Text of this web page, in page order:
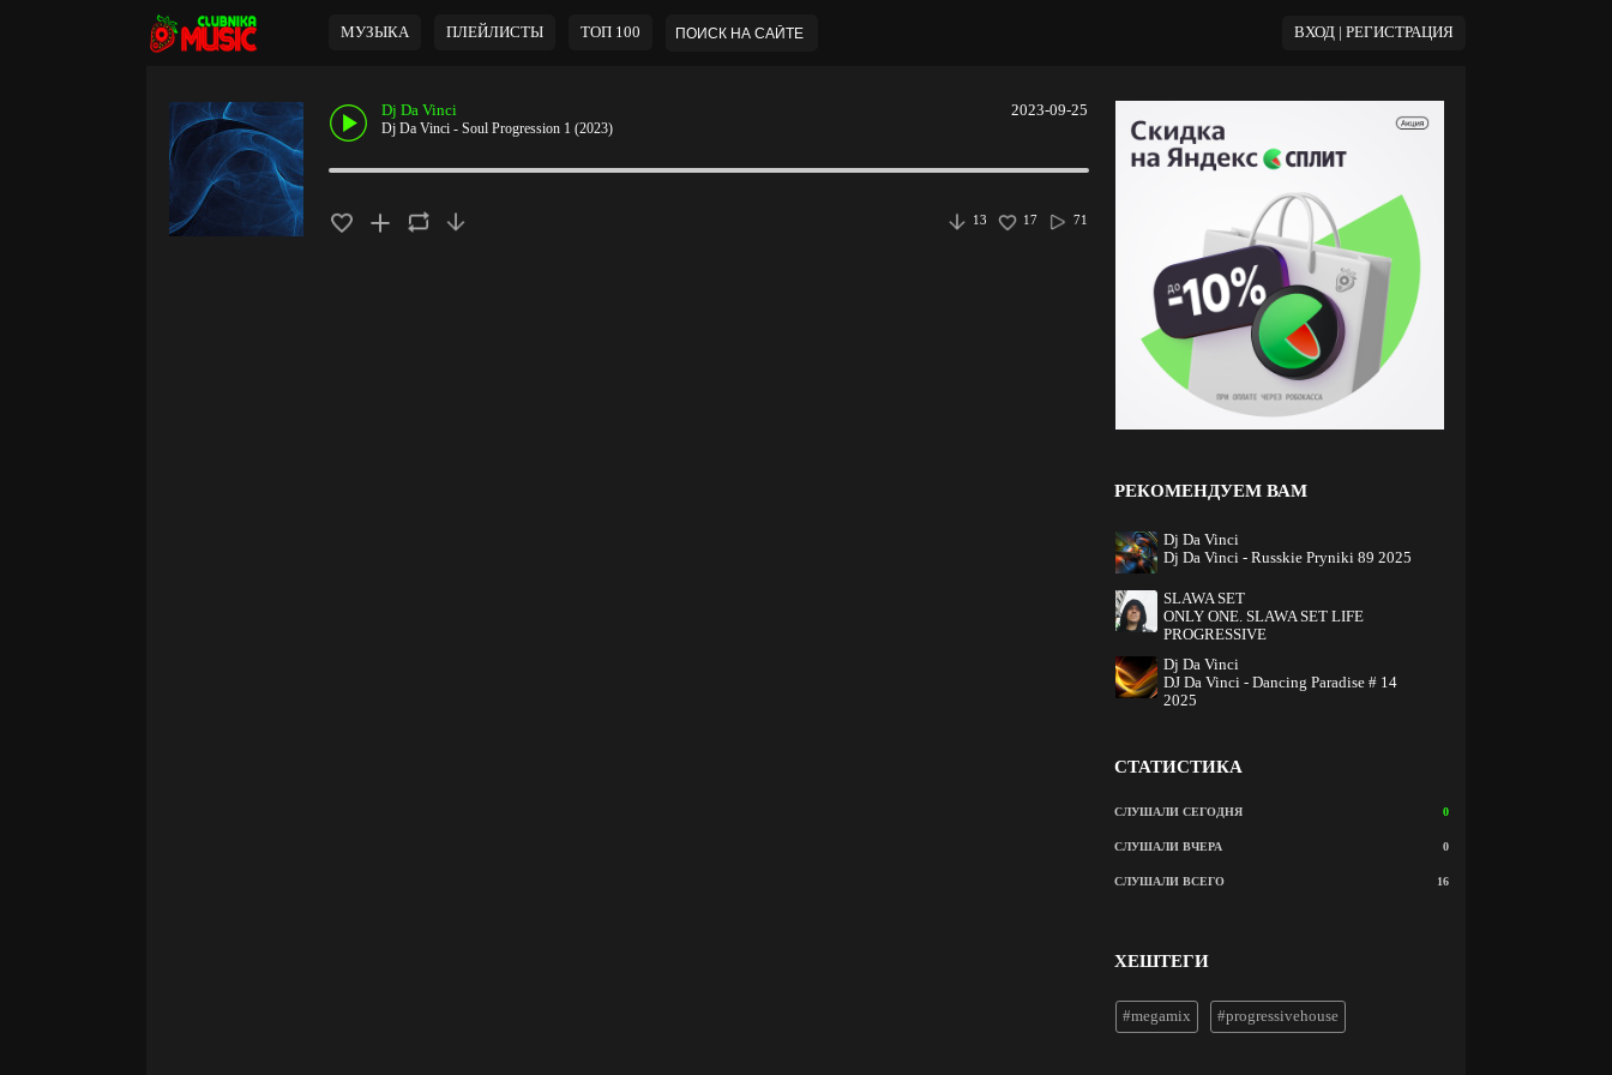
МУЗЫКА ПЛЕЙЛИСТЫ ТОП 100 ВХОД | РЕГИСТРАЦИЯ
2023-09-25
Dj Da Vinci
Dj Da Vinci - Soul Progression 1 (2023)
71
17
13
РЕКОМЕНДУЕМ ВАМ
Dj Da Vinci
Dj Da Vinci - Russkie Pryniki 89 2025
SLAWA SET
ONLY ONE. SLAWA SET LIFE
PROGRESSIVE
Dj Da Vinci
DJ Da Vinci - Dancing Paradise # 14
2025
СТАТИСТИКА
СЛУШАЛИ СЕГОДНЯ 0
СЛУШАЛИ ВЧЕРА 0
СЛУШАЛИ ВСЕГО 16
ХЕШТЕГИ
#megamix #progressivehouse